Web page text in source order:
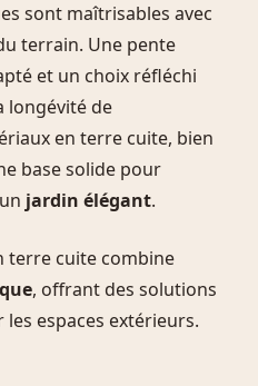
sont maîtrisables avec
terrain. Une pente
et un choix réfléchi
longévité de
en terre cuite, bien
base solide pour
jardin élégant.
terre cuite combine
, offrant des solutions
espaces extérieurs.